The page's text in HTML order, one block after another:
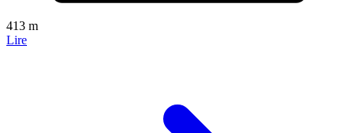
413 m
Lire